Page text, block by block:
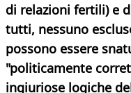
di relazioni fertili) e
tutti, nessuno
possono essere
"politicamente
ingiuriose logiche